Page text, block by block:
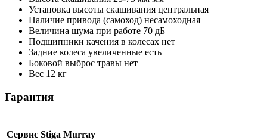
Установка высоты скашивания центральная
Наличие привода (самоход) несамоходная
Величина шума при работе 70 дБ
Подшипники качения в колесах нет
Задние колеса увеличенные есть
Боковой выброс травы нет
Вес 12 кг
Гарантия
Сервис Stiga Murray